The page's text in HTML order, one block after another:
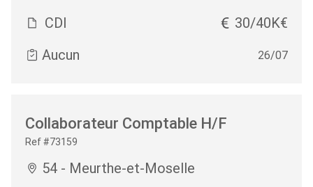
CDI
30/40K€
Aucun
26/07
Collaborateur Comptable H/F
Ref #73159
54 - Meurthe-et-Moselle